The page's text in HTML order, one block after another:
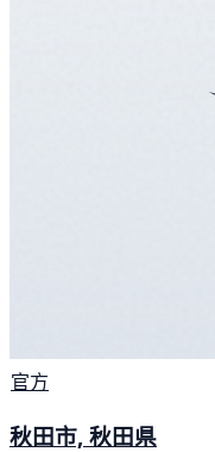
官方
秋田市, 秋田県